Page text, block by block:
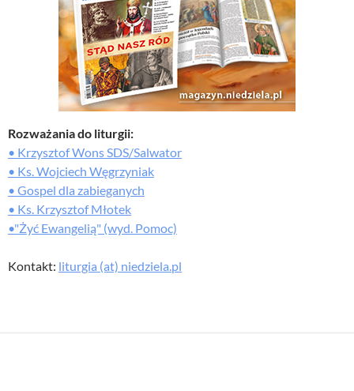
Rozważania do liturgii:
• Krzysztof Wons SDS/Salwator
• Ks. Wojciech Węgrzyniak
• Gospel dla zabieganych
• Ks. Krzysztof Młotek
•"Żyć Ewangelią" (wyd. Pomoc)
Kontakt: liturgia (at) niedziela.pl